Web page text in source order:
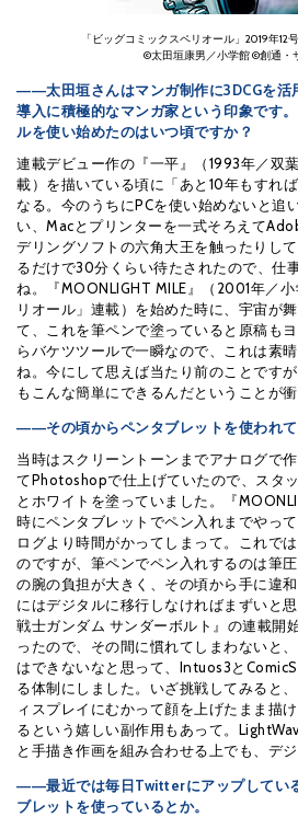
「ビッグコミックスペリオール」2019年12
©太田垣康男／小学館 ©創通・
――太田垣さんはマンガ制作に3DCGを活
導入に積極的なマンガ家という印象です
ルを使い始めたのはいつ頃ですか？
連載デビュー作の『一平』（1993年／双
載）を描いている頃に「あと10年もすれ
なる。今のうちにPCを使い始めないと追
い、Macとプリンターを一式そろえて
デリングソフトの六角大王を触ったりし
るだけで30分くらい待たされたので、仕
ね。『MOONLIGHT MILE』（2001年／
リオール」連載）を始めた時に、宇宙が
て、これを筆ペンで塗っていると原稿も
らバケツツールで一瞬なので、これは素
ね。今にして思えば当たり前のことです
もこんな簡単にできるんだということが衝
――その頃からペンタブレットを使われて
当時はスクリーントーンまでアナログで
てPhotoshopで仕上げていたので、スタ
とホワイトを塗っていました。『
時にペンタブレットでペン入れまでやっ
ログより時間がかってしまって。これで
のですが、筆ペンでペン入れするのは筆
の腕の負担が大きく、その頃から手に違
にはデジタルに移行しなければまずいと
戦士ガンダム サンダーボルト』の連載開
ったので、その間に慣れてしまわないと
はできないなと思って、Intuos3と
る体制にしました。いざ挑戦してみると
ィスプレイにむかって顔を上げたまま描
るという嬉しい副作用もあって。
と手描き作画を組み合わせる上でも、デ
――最近では毎日Twitterにアップしてい
ブレットを使っているとか。